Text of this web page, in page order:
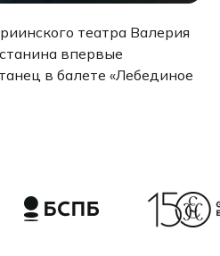
театра Валерия
впервые
в балете «Лебединое